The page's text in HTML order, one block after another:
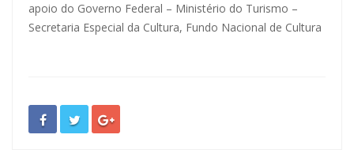
apoio do Governo Federal – Ministério do Turismo –
Secretaria Especial da Cultura, Fundo Nacional de Cultura